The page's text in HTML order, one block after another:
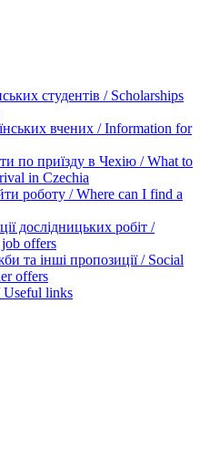
студентів / Scholarships
вчених / Information for
по приїзду в Чехію / What to
in Czechia
роботу / Where can I find a
дослідницьких робіт /
job offers
та інші пропозиції / Social
offers
Useful links